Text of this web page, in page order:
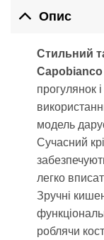
Опис
Стильний
Capobianco
прогулянок
модель
Сучасний
легко
Зручні
роблячи